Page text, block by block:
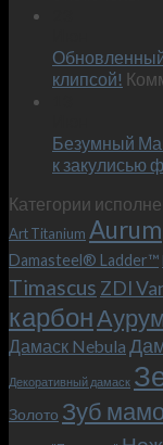
клипсой!
Безумный
к закулисью
Категории
Art Titanium Aurum
Damasteel® Ladder™
Timascus ZDI
карбон
Дамаск Nebula
Декоративный дамаск
Золото Зуб